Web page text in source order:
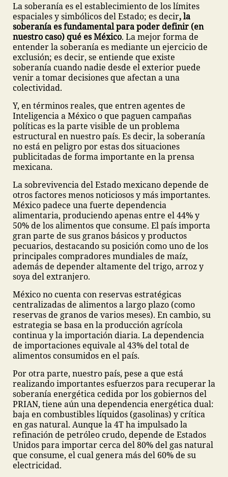
La soberanía es el establecimiento de los límites
espaciales y simbólicos del Estado; es decir, la
soberanía es fundamental para poder definir (en
nuestro caso) qué es México. La mejor forma de
entender la soberanía es mediante un ejercicio de
exclusión; es decir, se entiende que existe
soberanía cuando nadie desde el exterior puede
venir a tomar decisiones que afectan a una
colectividad.
Y, en términos reales, que entren agentes de
Inteligencia a México o que paguen campañas
políticas es la parte visible de un problema
estructural en nuestro país. Es decir, la soberanía
no está en peligro por estas dos situaciones
publicitadas de forma importante en la prensa
mexicana.
La sobrevivencia del Estado mexicano depende de
otros factores menos noticiosos y más importantes.
México padece una fuerte dependencia
alimentaria, produciendo apenas entre el 44% y
50% de los alimentos que consume. El país importa
gran parte de sus granos básicos y productos
pecuarios, destacando su posición como uno de los
principales compradores mundiales de maíz,
además de depender altamente del trigo, arroz y
soya del extranjero.
México no cuenta con reservas estratégicas
centralizadas de alimentos a largo plazo (como
reservas de granos de varios meses). En cambio, su
estrategia se basa en la producción agrícola
continua y la importación diaria. La dependencia
de importaciones equivale al 43% del total de
alimentos consumidos en el país.
Por otra parte, nuestro país, pese a que está
realizando importantes esfuerzos para recuperar la
soberanía energética cedida por los gobiernos del
PRIAN, tiene aún una dependencia energética dual:
baja en combustibles líquidos (gasolinas) y crítica
en gas natural. Aunque la 4T ha impulsado la
refinación de petróleo crudo, depende de Estados
Unidos para importar cerca del 80% del gas natural
que consume, el cual genera más del 60% de su
electricidad.